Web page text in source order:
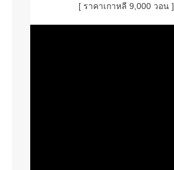
[ ราคาเกาหลี 9,000 วอน ]